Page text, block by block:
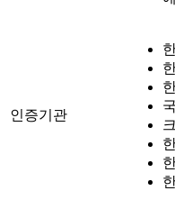
인증기관